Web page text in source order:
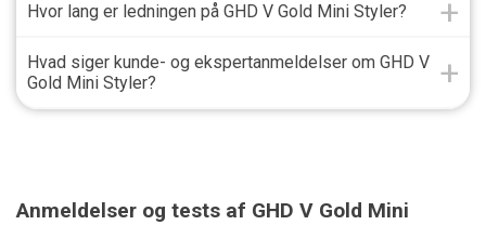
Hvor lang er ledningen på GHD V Gold Mini Styler?
Hvad siger kunde- og ekspertanmeldelser om GHD V
Gold Mini Styler?
Anmeldelser og tests af GHD V Gold Mini